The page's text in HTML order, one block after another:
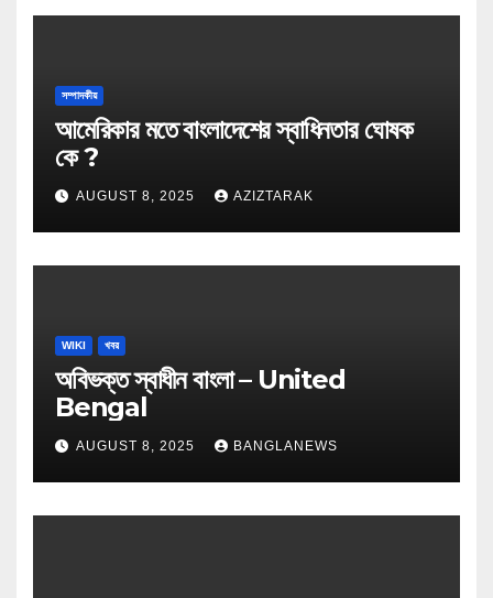
সম্পাদকীয়
আমেরিকার মতে বাংলাদেশের স্বাধিনতার ঘোষক
কে ?
AUGUST 8, 2025 AZIZTARAK
WIKI খবর
অবিভক্ত স্বাধীন বাংলা – United
Bengal
AUGUST 8, 2025 BANGLANEWS